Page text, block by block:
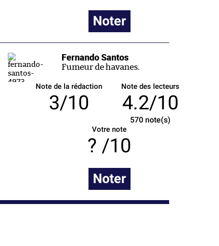
Noter
Fernando Santos
Fumeur de havanes.
Note de la rédaction
3/10
Note des lecteurs
4.2/10
570note(s)
Votre note
/10
Noter